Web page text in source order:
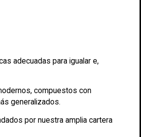
adecuadas para igualar e,
compuestos con
generalizados.
por nuestra amplia cartera